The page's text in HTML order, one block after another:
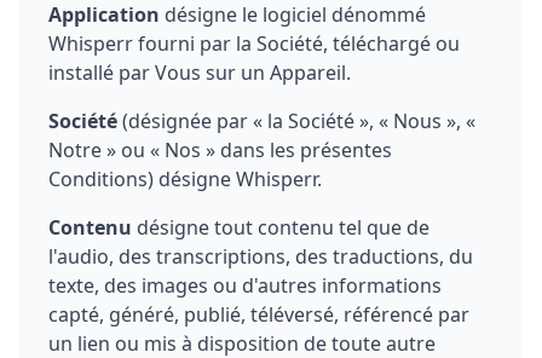
Application désigne le logiciel dénommé
Whisperr fourni par la Société, téléchargé ou
installé par Vous sur un Appareil.
Société(désignée par « la Société », « Nous », «
Notre » ou « Nos » dans les présentes
Conditions) désigne Whisperr.
Contenu désigne tout contenu tel que de
l'audio, des transcriptions, des traductions, du
texte, des images ou d'autres informations
capté, généré, publié, téléversé, référencé par
un lien ou mis à disposition de toute autre